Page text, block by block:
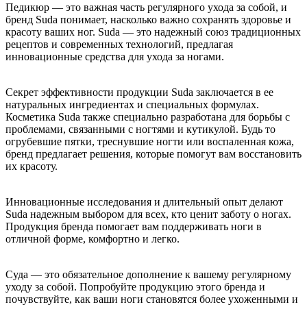
Педикюр — это важная часть регулярного ухода за собой, и
бренд Suda понимает, насколько важно сохранять здоровье и
красоту ваших ног. Suda — это надежный союз традиционных
рецептов и современных технологий, предлагая
инновационные средства для ухода за ногами.
Секрет эффективности продукции Suda заключается в ее
натуральных ингредиентах и специальных формулах.
Косметика Suda также специально разработана для борьбы с
проблемами, связанными с ногтями и кутикулой. Будь то
огрубевшие пятки, треснувшие ногти или воспаленная кожа,
бренд предлагает решения, которые помогут вам восстановить
их красоту.
Инновационные исследования и длительный опыт делают
Suda надежным выбором для всех, кто ценит заботу о ногах.
Продукция бренда помогает вам поддерживать ноги в
отличной форме, комфортно и легко.
Суда — это обязательное дополнение к вашему регулярному
уходу за собой. Попробуйте продукцию этого бренда и
почувствуйте, как ваши ноги становятся более ухоженными и